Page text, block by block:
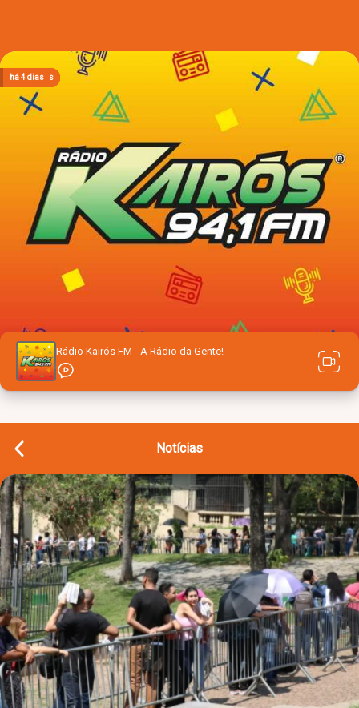
Rádio Kairós FM - A Rádio da Gente!
Notícias
há 18 horas
há 18 horas
há 18 horas
há 18 horas
há 4 dias